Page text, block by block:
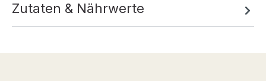
Zutaten & Nährwerte